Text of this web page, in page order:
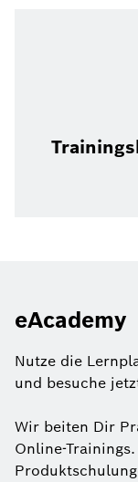
eAcademy
Nutze die
und besuche
Wir beiten Dir
Online-